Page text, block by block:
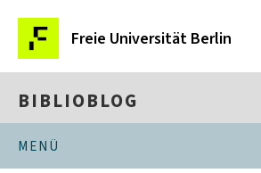
Freie Universität Berlin
BIBLIOBLOG
MENÜ